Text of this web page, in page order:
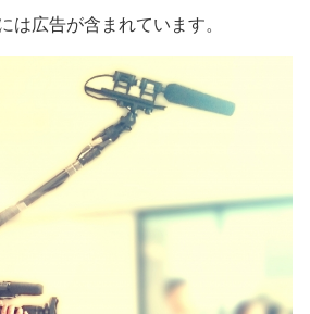
は広告が含まれています。